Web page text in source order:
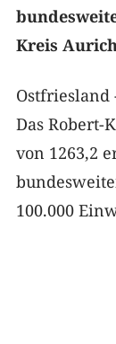
Kreis
Ostfriesland
Das Robert-
von 1263,2
100.000